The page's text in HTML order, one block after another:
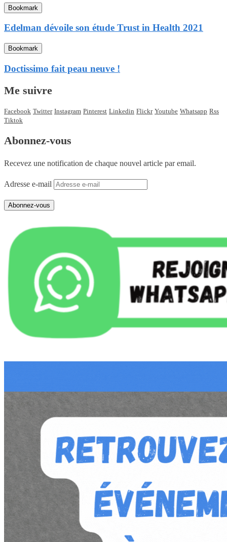
Bookmark
Edelman dévoile son étude Trust in Health 2021
Bookmark
Doctissimo fait peau neuve !
Me suivre
Facebook Twitter Instagram Pinterest Linkedin Flickr Youtube Whatsapp Rss
Tiktok
Abonnez-vous
Recevez une notification de chaque nouvel article par email.
Adresse e-mail
Abonnez-vous